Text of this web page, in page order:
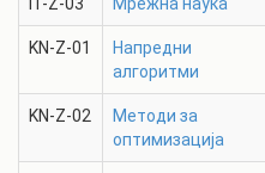
KN-Z-01
Напредни
алгоритми
KN-Z-02
Методи за
оптимизација